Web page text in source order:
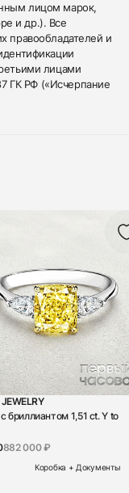
лицом марок,
и др.). Все
правообладателей и
лицами
ГК РФ («Исчерпание
бриллиантом 1,51 сt. Y to
882 000 ₽
Коробка + Документы